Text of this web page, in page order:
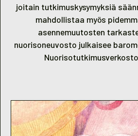
joitain tutkimuskysymyksiä
mahdollistaa myös
asennemuutosten
nuorisoneuvosto julkaisee